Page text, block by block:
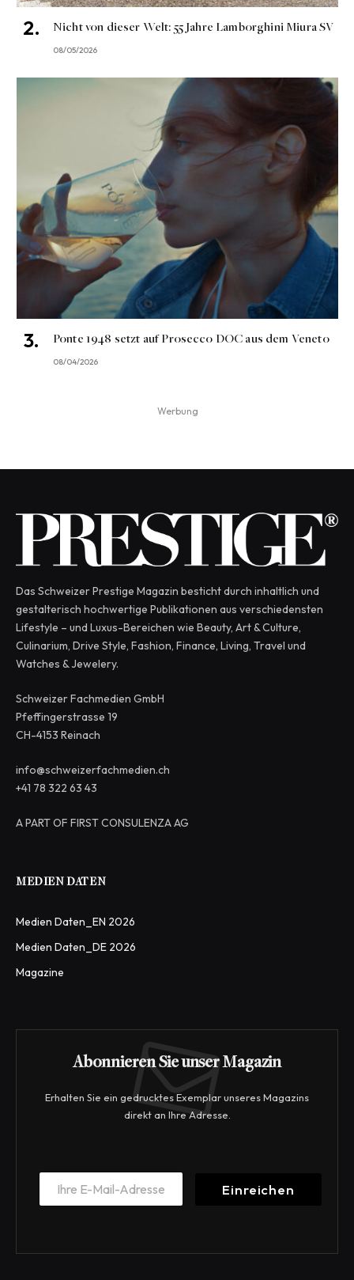
Nicht von dieser Welt: 55 Jahre Lamborghini Miura SV
08/05/2026
Ponte 1948 setzt auf Prosecco DOC aus dem Veneto
08/04/2026
Werbung
Das Schweizer Prestige Magazin besticht durch inhaltlich und
gestalterisch hochwertige Publikationen aus verschiedensten
Lifestyle – und Luxus-Bereichen wie Beauty, Art & Culture,
Culinarium, Drive Style, Fashion, Finance, Living, Travel und
Watches & Jewelery.
Schweizer Fachmedien GmbH
Pfeffingerstrasse 19
CH-4153 Reinach
info@schweizerfachmedien.ch
+41 78 322 63 43
A PART OF FIRST CONSULENZA AG
MEDIEN DATEN
Medien Daten_EN 2026
Medien Daten_DE 2026
Magazine
Abonnieren Sie unser Magazin
Erhalten Sie ein gedrucktes Exemplar unseres Magazins
direkt an Ihre Adresse.
E
E
a
*
Einreichen